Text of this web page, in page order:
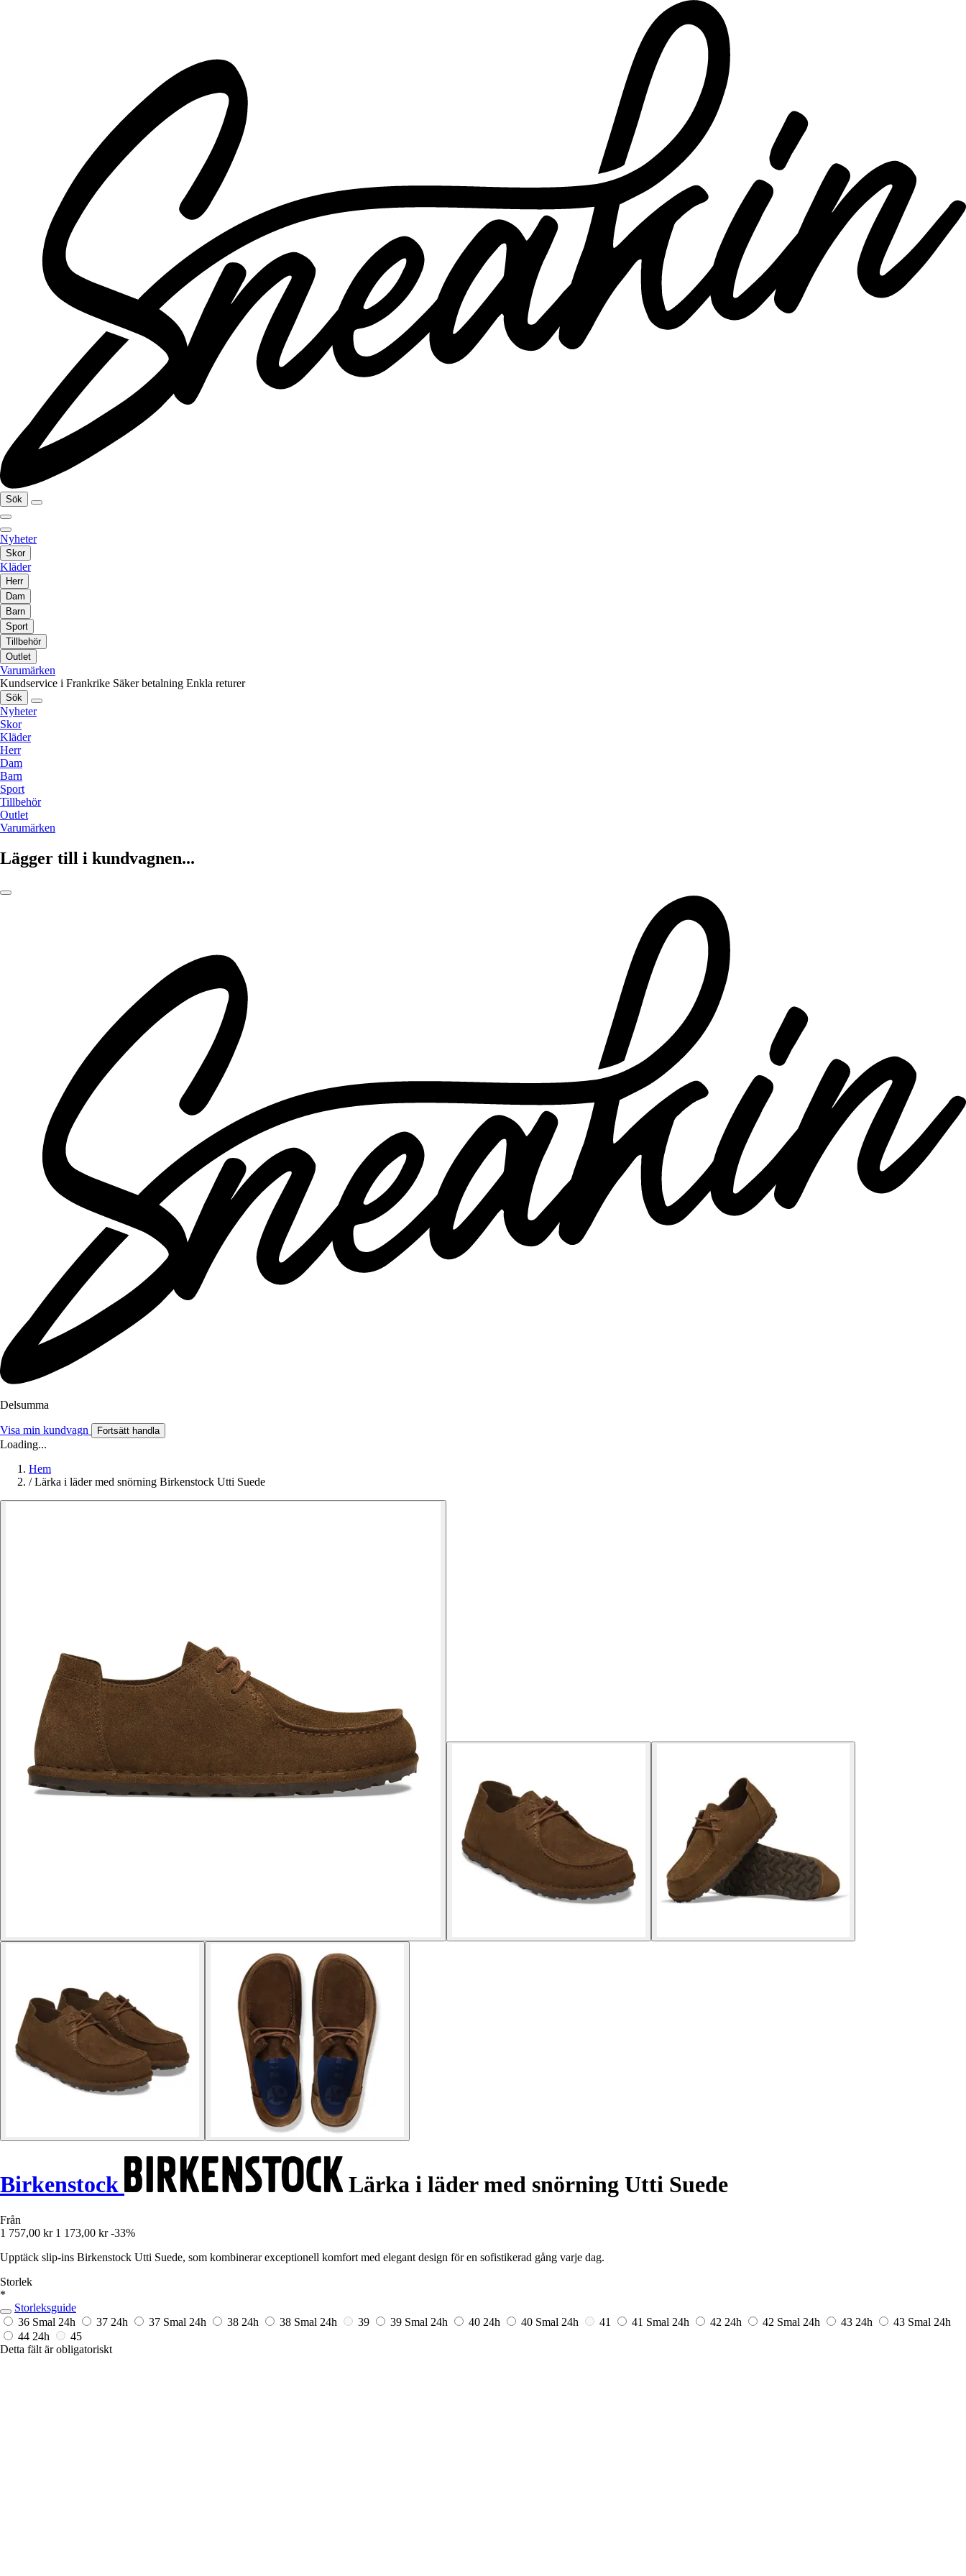
Sök
Nyheter
Skor
Kläder
Herr
Dam
Barn
Sport
Tillbehör
Outlet
Varumärken
Kundservice i Frankrike Säker betalning Enkla returer
Sök
Nyheter
Skor
Kläder
Herr
Dam
Barn
Sport
Tillbehör
Outlet
Varumärken
Lägger till i kundvagnen...
Delsumma
Visa min kundvagn Fortsätt handla
Loading...
Hem
/ Lärka i läder med snörning Birkenstock Utti Suede
Birkenstock Lärka i läder med snörning Utti Suede
Från
1 757,00 kr 1 173,00 kr -33%
Upptäck slip-ins Birkenstock Utti Suede, som kombinerar exceptionell komfort med elegant design för en sofistikerad gång varje dag.
Storlek
*
Storleksguide
36 Smal 24h 37 24h 37 Smal 24h 38 24h 38 Smal 24h 39 39 Smal 24h 40 24h 40 Smal 24h 41 41 Smal 24h 42 24h 42 Smal 24h 43 24h 43 Smal 24h
44 24h
45
Detta fält är obligatoriskt